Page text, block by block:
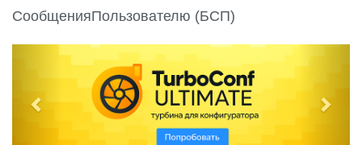
СообщенияПользователю (БСП)
e
x